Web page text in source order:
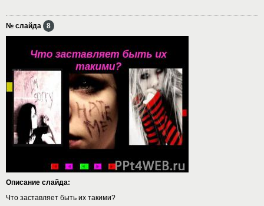
№ слайда 8
Описание слайда:
Что заставляет быть их такими?